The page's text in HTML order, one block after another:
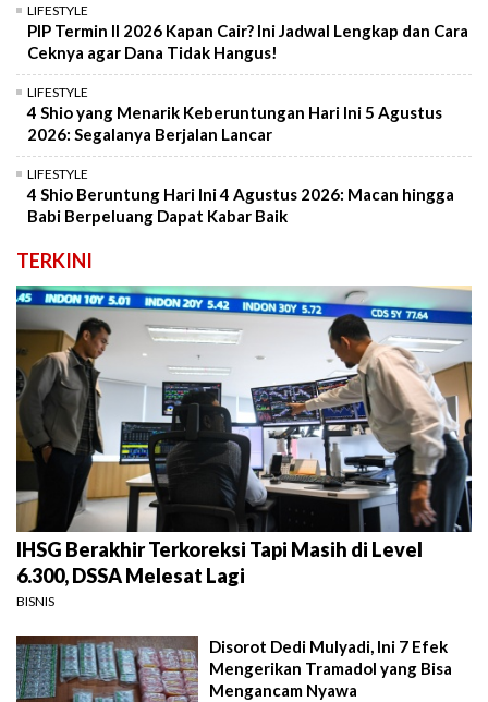
LIFESTYLE
PIP Termin II 2026 Kapan Cair? Ini Jadwal Lengkap dan Cara
Ceknya agar Dana Tidak Hangus!
LIFESTYLE
4 Shio yang Menarik Keberuntungan Hari Ini 5 Agustus
2026: Segalanya Berjalan Lancar
LIFESTYLE
4 Shio Beruntung Hari Ini 4 Agustus 2026: Macan hingga
Babi Berpeluang Dapat Kabar Baik
TERKINI
IHSG Berakhir Terkoreksi Tapi Masih di Level
6.300, DSSA Melesat Lagi
BISNIS
Disorot Dedi Mulyadi, Ini 7 Efek
Mengerikan Tramadol yang Bisa
Mengancam Nyawa